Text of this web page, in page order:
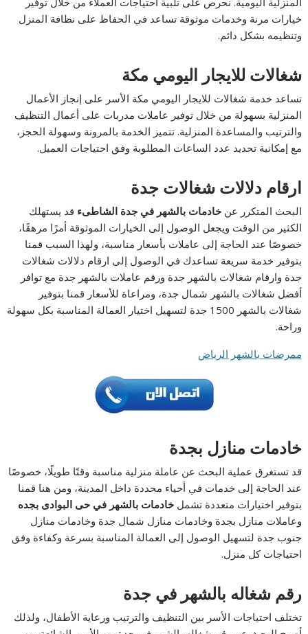
خيارات مرنة وخدمات موثوقة تساعد في الحفاظ على نظافة المنزل
وتنظيمه بشكل دائم.
شغالات للايجار اليومي مكة
تساعد خدمة شغالات للايجار اليومي مكة الأسر على إنجاز الأعمال
المنزلية بسهولة من خلال توفير عاملات مدربات على أعمال التنظيف
والترتيب والمساعدة المنزلية. تتميز الخدمة بالمرونة وسهولة الحجز،
مع إمكانية تحديد عدد الساعات المطلوبة وفق احتياجات العميل.
ارقام دلالات شغالات جدة
البحث المتكرر عنخادمات بالشهر في جدة الشاطىء قد يستهلك
الكثير من الوقت ويجعل الوصول إلى الخيارات الموثوقة أمرًا مرهقًا،
خصوصًا عند الحاجة إلى عاملات بأسعار مناسبة، ولهذا السبب قمنا
بتوفير خدمة سريعة تساعدك في الوصول إلى ارقام دلالات شغالات
جدة وارقام شغالات بالشهر جدة ورقم عاملات بالشهر جدة مع توافر
أفضل شغالات بالشهر شمال جدة، ومراعاة للأسعار قمنا بتوفير
شغالات بالشهر 1500 جدة لتسهيل اختيار العمالة المناسبة بكل سهولة
وراحة.
ممرضات بالشهر الرياض
خادمات منازل بجدة
قد تستغرق عملية البحث عن عاملة منزلية مناسبة وقتًا طويلًا، خصوصًا
عند الحاجة إلى خدمات في أحياء محددة داخل المدينة، ومن هنا قمنا
بتوفير اختيارات متعددة تشملخادمات بالشهر في حى البوادى بجده
وعاملات منازل بجدة وخادمات منازل شمال جدة وخادمات منازل
جنوب جدة لتسهيل الوصول إلى العمالة المناسبة بسرعة وكفاءة وفق
احتياجات كل منزل.
رقم شغاله بالشهر في جدة
تختلف احتياجات الأسر بين التنظيف والترتيب ورعاية الأطفال، ولذلك